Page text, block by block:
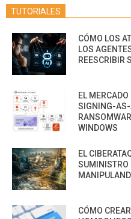
TUTORIALES
CÓMO LOS
LOS
REESCRIBIR
EL
SIGNING-AS-
WINDOWS
EL
SUMINISTRO
CÓMO